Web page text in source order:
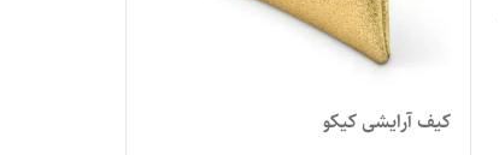
کیف آرایشی کیکو